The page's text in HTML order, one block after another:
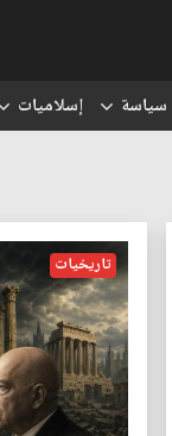
سياسة إسلاميات
تاريخيات